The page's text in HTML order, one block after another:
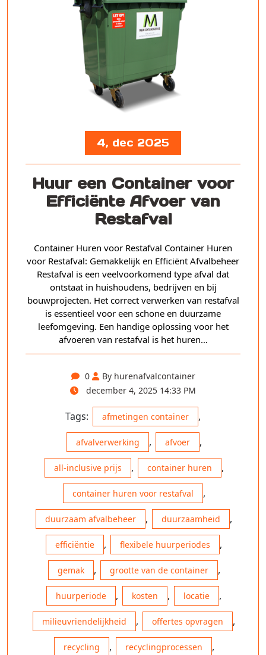
4, dec 2025
Huur een Container voor
Efficiënte Afvoer van
Restafval
Container Huren voor Restafval Container Huren
voor Restafval: Gemakkelijk en Efficiënt Afvalbeheer
Restafval is een veelvoorkomend type afval dat
ontstaat in huishoudens, bedrijven en bij
bouwprojecten. Het correct verwerken van restafval
is essentieel voor een schone en duurzame
leefomgeving. Een handige oplossing voor het
afvoeren van restafval is het huren…
0
By hurenafvalcontainer
december 4, 2025 14:33 PM
Tags: afmetingen container ,
afvalverwerking , afvoer ,
all-inclusive prijs , container huren ,
container huren voor restafval ,
duurzaam afvalbeheer , duurzaamheid ,
efficiëntie , flexibele huurperiodes ,
gemak , grootte van de container ,
huurperiode , kosten , locatie ,
milieuvriendelijkheid , offertes opvragen ,
recycling , recyclingprocessen ,